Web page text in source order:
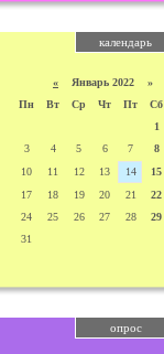
календарь
« Январь 2022 »
Пн
Вт Ср Чт Пт Сб
1
3
4 5 6 7 8
10
11 12 13 14 15
17
18 19 20 21 22
24
25 26 27 28 29
31
опрос